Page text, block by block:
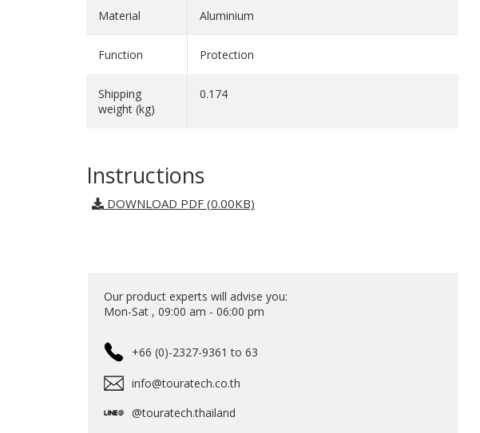
Material Aluminium
Function Protection
Shipping
weight (kg)
0.174
Instructions
DOWNLOAD PDF (0.00KB)
Our product experts will advise you:
Mon-Sat , 09:00 am - 06:00 pm
+66 (0)-2327-9361 to 63
info@touratech.co.th
@touratech.thailand